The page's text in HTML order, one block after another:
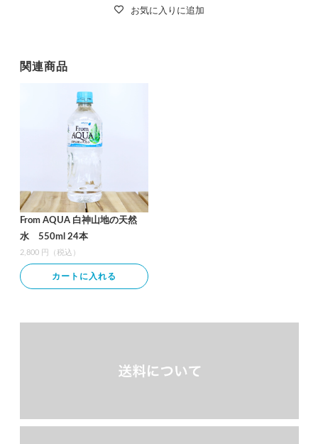
お気に入りに追加
関連商品
From AQUA 白神山地の天然
水 550ml 24本
2,800 円（税込）
カートに入れる